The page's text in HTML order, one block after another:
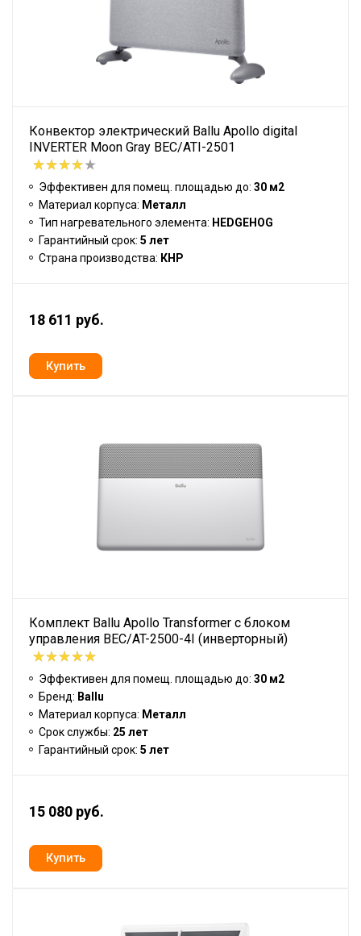
Конвектор электрический Ballu Apollo digital
INVERTER Moon Gray BEC/ATI-2501
Эффективен для помещ. площадью до: 30 м2
Материал корпуса: Металл
Тип нагревательного элемента: HEDGEHOG
Гарантийный срок: 5 лет
Страна производства: КНР
18 611 руб.
Комплект Ballu Apollo Transformer с блоком
управления BEC/AT-2500-4I (инверторный)
Эффективен для помещ. площадью до: 30 м2
Бренд: Ballu
Материал корпуса: Металл
Срок службы: 25 лет
Гарантийный срок: 5 лет
15 080 руб.